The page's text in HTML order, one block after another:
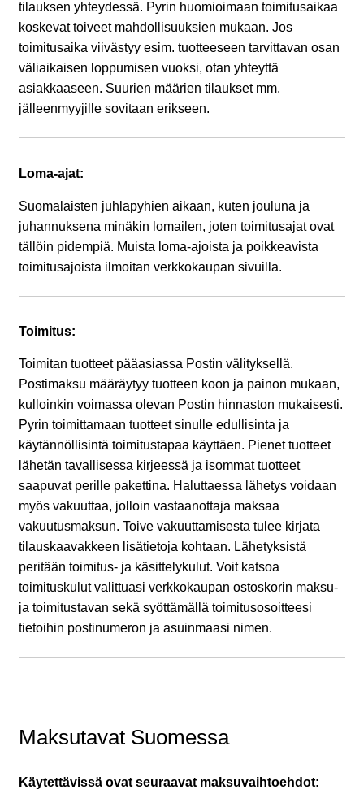
tilauksen yhteydessä. Pyrin huomioimaan toimitusaikaa
koskevat toiveet mahdollisuuksien mukaan. Jos
toimitusaika viivästyy esim. tuotteeseen tarvittavan osan
väliaikaisen loppumisen vuoksi, otan yhteyttä
asiakkaaseen. Suurien määrien tilaukset mm.
jälleenmyyjille sovitaan erikseen.
Loma-ajat:
Suomalaisten juhlapyhien aikaan, kuten jouluna ja
juhannuksena minäkin lomailen, joten toimitusajat ovat
tällöin pidempiä. Muista loma-ajoista ja poikkeavista
toimitusajoista ilmoitan verkkokaupan sivuilla.
Toimitus:
Toimitan tuotteet pääasiassa Postin välityksellä.
Postimaksu määräytyy tuotteen koon ja painon mukaan,
kulloinkin voimassa olevan Postin hinnaston mukaisesti.
Pyrin toimittamaan tuotteet sinulle edullisinta ja
käytännöllisintä toimitustapaa käyttäen. Pienet tuotteet
lähetän tavallisessa kirjeessä ja isommat tuotteet
saapuvat perille pakettina. Haluttaessa lähetys voidaan
myös vakuuttaa, jolloin vastaanottaja maksaa
vakuutusmaksun. Toive vakuuttamisesta tulee kirjata
tilauskaavakkeen lisätietoja kohtaan. Lähetyksistä
peritään toimitus- ja käsittelykulut. Voit katsoa
toimituskulut valittuasi verkkokaupan ostoskorin maksu-
ja toimitustavan sekä syöttämällä toimitusosoitteesi
tietoihin postinumeron ja asuinmaasi nimen.
Maksutavat Suomessa
Käytettävissä ovat seuraavat maksuvaihtoehdot: